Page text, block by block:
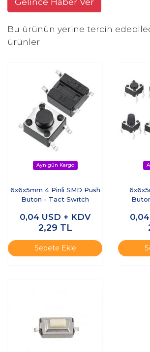
Bu ürünün yerine tercih
ürünler
6x6x5mm 4 Pinli SMD Push
Buton - Tact Switch
0,04 USD + KDV
2,29 TL
Sepete Ekle
0,04